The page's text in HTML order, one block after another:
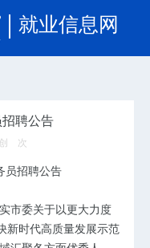
就业信息网
聘公告
次
员招聘公告
市委关于以更大力度
新时代高质量发展示范